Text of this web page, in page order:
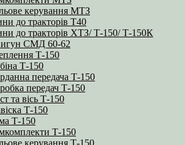
керування МТЗ
до тракторів Т40
до тракторів ХТЗ/ Т-150/ Т-150К
СМД 60-62
Т-150
Т-150
передача Т-150
передач Т-150
та вісь Т-150
Т-150
Т-150
Т-150
керування Т-150